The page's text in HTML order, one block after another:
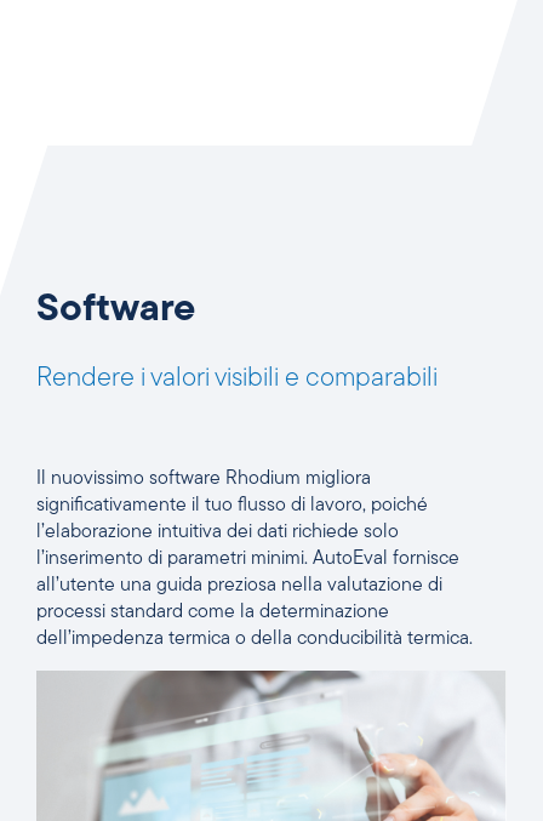
Software
Rendere i valori visibili e comparabili
Il nuovissimo software Rhodium migliora
significativamente il tuo flusso di lavoro, poiché
l’elaborazione intuitiva dei dati richiede solo
l’inserimento di parametri minimi. AutoEval fornisce
all’utente una guida preziosa nella valutazione di
processi standard come la determinazione
dell’impedenza termica o della conducibilità termica.